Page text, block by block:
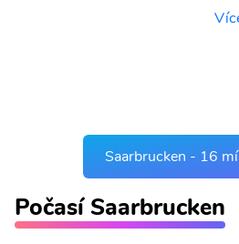
Saarbrucken - 16
Počasí Saarbrucken